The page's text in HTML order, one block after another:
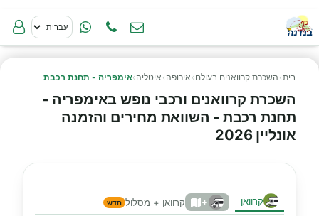
בית› השכרת קרוואנים בעולם › אירופה › איטליה ›אימפריה - תחנת רכבת
השכרת קרוואנים ורכבי נופש באימפריה -
תחנת רכבת - השוואת מחירים והזמנה
אונליין 2026
קרוואן + קרוואן + מסלול חדש